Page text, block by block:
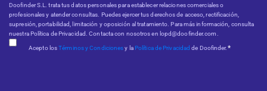
Doofinder S.L. trata tus datos personales para establecer relaciones comerciales o
profesionales y atender consultas. Puedes ejercer tus derechos de acceso, rectificación,
supresión, portabilidad, limitación y oposición al tratamiento. Para más información, consulta
nuestra Política de Privacidad. Contacta con nosotros en lopd@doofinder.com.
Acepto losTérminos y Condicionesy la Política de Privacidad de Doofinder.*